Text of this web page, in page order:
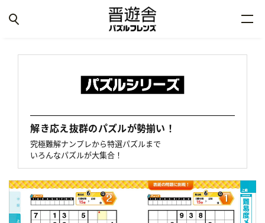
解き応え抜群のパズルが勢揃い！
究極難解ナンプレから特選パズルまで
いろんなパズルが大集合！